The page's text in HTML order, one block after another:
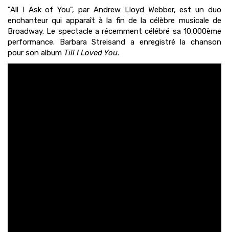
"All I Ask of You", par Andrew Lloyd Webber, est un duo
enchanteur qui apparaît à la fin de la célèbre musicale de
Broadway. Le spectacle a récemment célébré sa 10.000ème
performance. Barbara Streisand a enregistré la chanson
pour son album Till I Loved You.